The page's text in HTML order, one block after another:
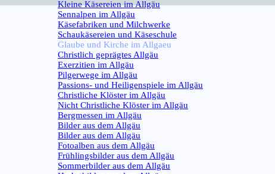
Kleine Käsereien im Allgäu
Sennalpen im Allgäu
Käsefabriken und Milchwerke
Schaukäsereien und Käseschule
Glaube und Kirche im Allgaeu
Christlich geprägtes Allgäu
Exerzitien im Allgäu
Pilgerwege im Allgäu
Passions- und Heiligenspiele im Allgäu
Christliche Klöster im Allgäu
Nicht Christliche Klöster im Allgäu
Bergmessen im Allgäu
Bilder aus dem Allgäu
Bilder aus dem Allgäu
Fotoalben aus dem Allgäu
Frühlingsbilder aus dem Allgäu
Sommerbilder aus dem Allgäu